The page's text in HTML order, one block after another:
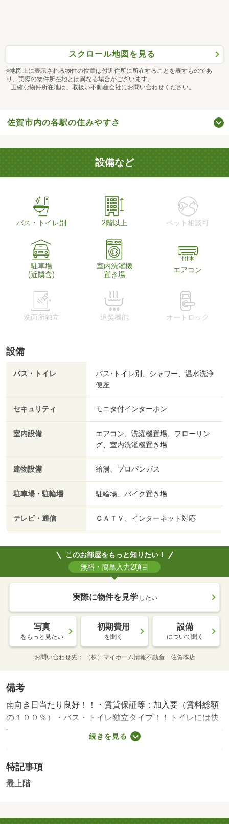
スクロール地図を見る
※地図上に表示される物件の位置は付近住所に所在することを表すものであ
り、実際の物件所在地とは異なる場合がございます。
正確な物件所在地は、取扱い不動産会社にお問い合わせください。
佐賀市内の各駅の住みやすさ
設備など
バス・トイレ別 2階以上 ペット相談可
駐車場
(近隣含)
室内洗濯機
置き場
エアコン
洗面所独立 追焚機能 オートロック
設備
バス・トイレ
バス･トイレ別、シャワー、温水洗浄
便座
セキュリティ モニタ付インターホン
室内設備
エアコン、洗濯機置場、フローリン
グ、室内洗濯機置き場
建物設備 給湯、プロパンガス
駐車場・駐輪場 駐輪場、バイク置き場
テレビ・通信 ＣＡＴＶ、インターネット対応
このお部屋をもっと知りたい！
無料・簡単入力2項目
実際に物件を見学 したい
写真
をもっと見たい
初期費用
を聞く
設備
について聞く
お問い合わせ先 （株）マイホーム情報不動産 佐賀本店
備考
南向き日当たり良好！！・賃貸保証等：加入要（賃料総額
の１００％）・バス・トイレ独立タイプ！！トイレには快
適な温水洗浄便座付！！エアコンあり！！・バイク置場：
空なし・駐輪場：空なし・仲介手数料：３８，５００円/室
続きを見る
特記事項
最上階